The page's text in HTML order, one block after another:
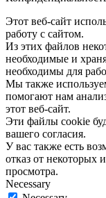
Этот веб-сайт
работу с сайтом.
Из этих файлов
необходимые и
необходимы для
Мы также
помогают нам
этот веб-сайт.
Эти файлы cookie
вашего согласия.
У вас также есть
отказ от некоторых
просмотра.
Necessary